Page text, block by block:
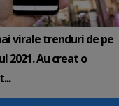
virale trenduri de pe
2021. Au creat o